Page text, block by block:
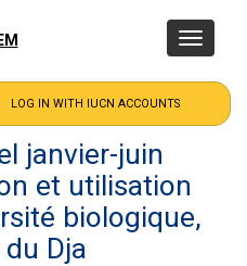
Toggle
janvier-juin
et utilisation
biologique,
Dja